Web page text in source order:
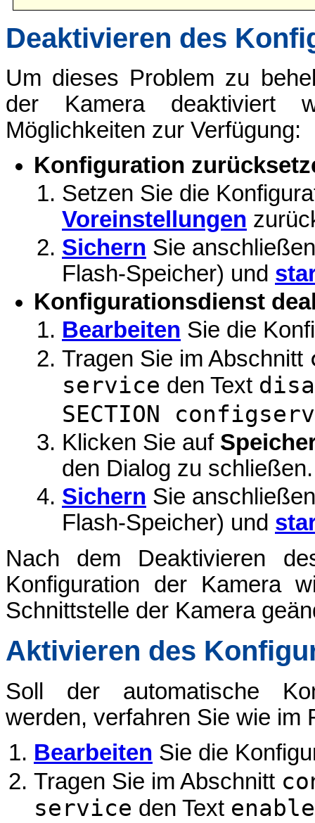
Deaktivieren des
Um dieses Problem zu
der Kamera deaktiviert
Möglichkeiten zur Verfügung:
Konfiguration
Setzen Sie die
Voreinstellungen
Sichern Sie
Flash-Speicher) und
Konfigurationsdienst
Bearbeiten Sie die
Tragen Sie im Abschnitt
service den Text
SECTION
Klicken Sie auf
den Dialog zu schließen.
Sichern Sie
Flash-Speicher) und
Nach dem Deaktivieren
Konfiguration der Kamera
Schnittstelle der Kamera
Aktivieren des
Soll der automatische
werden, verfahren Sie wie im
Bearbeiten Sie die
Tragen Sie im Abschnitt
service den Text enable